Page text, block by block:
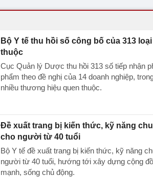
Bộ Y tế thu hồi số công bố của 313
thuộc
Cục Quản lý Dược thu hồi 313 số tiếp nhận
phẩm theo đề nghị của 14 doanh nghiệp,
nhiều thương hiệu quen thuộc.
Đề xuất trang bị kiến thức, kỹ năng
cho người từ 40 tuổi
Bộ Y tế đề xuất trang bị kiến thức, kỹ năng
người từ 40 tuổi, hướng tới xây dựng cộng
mạnh, sống chủ động.